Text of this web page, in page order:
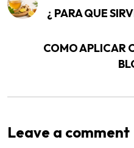
¿ PARA QUE
COMO APLICAR
Leave a comment